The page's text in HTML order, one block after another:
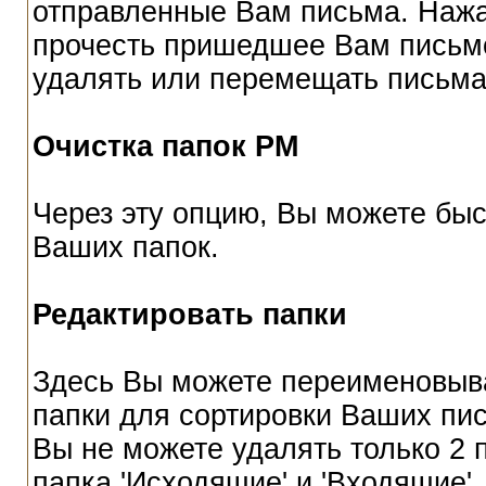
отправленные Вам письма.
прочесть пришедшее Вам
удалять или перемещать
Очистка папок РМ
Через эту опцию, Вы можете
Ваших папок.
Редактировать папки
Здесь Вы можете
папки для сортировки Ваших
Вы не можете удалять только